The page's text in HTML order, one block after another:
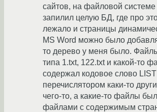
сайтов, на файловой
запилил целую БД, где про
лежало и страницы
MS Word можно было
то дерево у меня было.
типа 1.txt, 122.txt и какой-то
содержал кодовое слово
перечислятором каки-то
чего-то, а какие-то файлы
файлами с содержимым